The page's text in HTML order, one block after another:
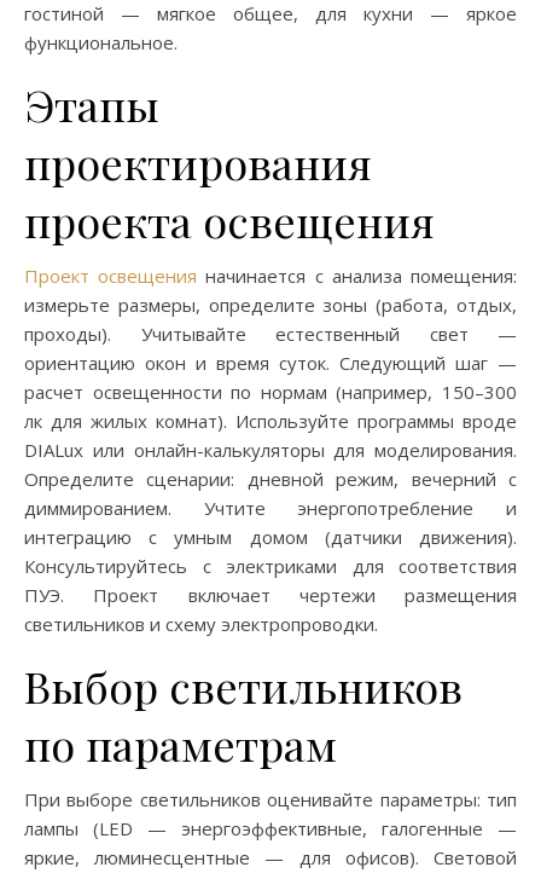
гостиной — мягкое общее, для кухни — яркое
функциональное.
Этапы
проектирования
проекта освещения
Проект освещения начинается с анализа помещения:
измерьте размеры, определите зоны (работа, отдых,
проходы). Учитывайте естественный свет —
ориентацию окон и время суток. Следующий шаг —
расчет освещенности по нормам (например, 150–300
лк для жилых комнат). Используйте программы вроде
DIALux или онлайн-калькуляторы для моделирования.
Определите сценарии: дневной режим, вечерний с
диммированием. Учтите энергопотребление и
интеграцию с умным домом (датчики движения).
Консультируйтесь с электриками для соответствия
ПУЭ. Проект включает чертежи размещения
светильников и схему электропроводки.
Выбор светильников
по параметрам
При выборе светильников оценивайте параметры: тип
лампы (LED — энергоэффективные, галогенные —
яркие, люминесцентные — для офисов). Световой